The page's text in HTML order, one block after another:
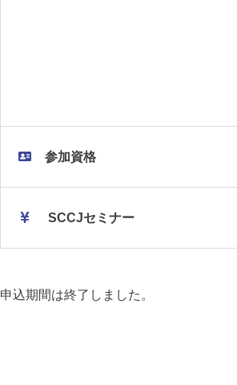
参加資格
SCCJセミナー
申込期間は終了しました。